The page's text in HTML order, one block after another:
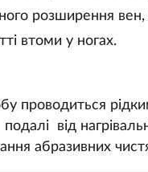
розширення вен,
втоми у ногах.
проводиться
від
абразивних